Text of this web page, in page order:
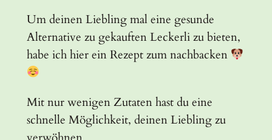
Um deinen Liebling mal eine gesunde
Alternative zu gekauften Leckerli zu bieten,
habe ich hier ein Rezeptzum nachbacken
Mit nur wenigenZutatenhast du eine
schnelle Möglichkeit, deinen Liebling zu